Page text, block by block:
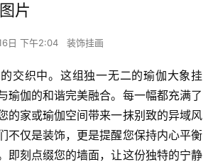
片
日 下午2:04 装饰挂画
交织中。这组独一无二的瑜伽大象挂
瑜伽的和谐完美融合。每一幅都充满了
的家或瑜伽空间带来一抹别致的异域风
不仅是装饰，更是提醒您保持内心平衡
即刻点缀您的墙面，让这份独特的宁静